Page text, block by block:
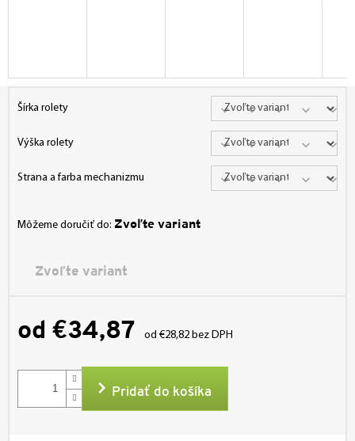
od €34,87 od €28,82 bez DPH
cena:
Šírka rolety
Výška rolety
Strana a farba mechanizmu
Môžeme doručiť do: Zvoľte variant
Zvoľte variant
Pridať do košíka